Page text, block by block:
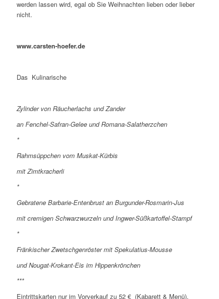
werden lassen wird, egal ob Sie Weihnachten lieben oder lieber
nicht.
www.carsten-hoefer.de
Das Kulinarische
Zylinder von Räucherlachs und Zander
an Fenchel-Safran-Gelee und Romana-Salatherzchen
*
Rahmsüppchen vom Muskat-Kürbis
mit Zimtkracherli
*
Gebratene Barbarie-Entenbrust an Burgunder-Rosmarin-Jus
mit cremigen Schwarzwurzeln und Ingwer-Süßkartoffel-Stampf
*
Fränkischer Zwetschgenröster mit Spekulatius-Mousse
und Nougat-Krokant-Eis im Hippenkrönchen
***
Eintrittskarten nur im Vorverkauf zu 52 € (Kabarett & Menü),